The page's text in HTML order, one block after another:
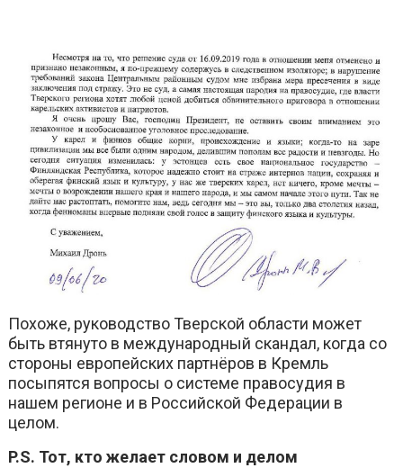
Похоже, руководство Тверской области может
быть втянуто в международный скандал, когда со
стороны европейских партнёров в Кремль
посыпятся вопросы о системе правосудия в
нашем регионе и в Российской Федерации в
целом.
P.S. Тот, кто желает словом и делом